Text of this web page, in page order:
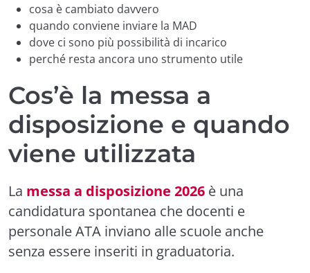
cosa è cambiato davvero
quando conviene inviare la MAD
dove ci sono più possibilità di incarico
perché resta ancora uno strumento utile
Cos’è la messa a
disposizione e quando
viene utilizzata
La messa a disposizione 2026 è una
candidatura spontanea che docenti e
personale ATA inviano alle scuole anche
senza essere inseriti in graduatoria.